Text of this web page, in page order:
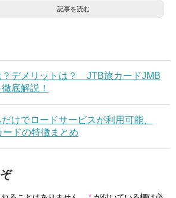
記事を読む
？デメリットは？ JTB旅カードJMB
底解説！
けでロードサービスが利用可能、
ードの特徴まとめ